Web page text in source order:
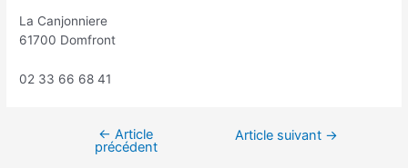
La Canjonniere
61700 Domfront
02 33 66 68 41
← Article
précédent
Article suivant →